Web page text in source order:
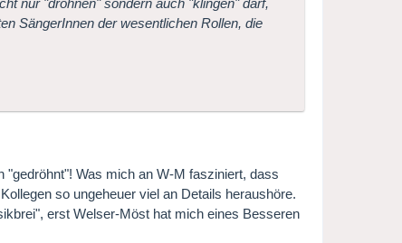
nur "dröhnen" sondern auch "klingen" darf,
SängerInnen der wesentlichen Rollen, die
Was mich an W-M fasziniert, dass
so ungeheuer viel an Details heraushöre.
erst Welser-Möst hat mich eines Besseren